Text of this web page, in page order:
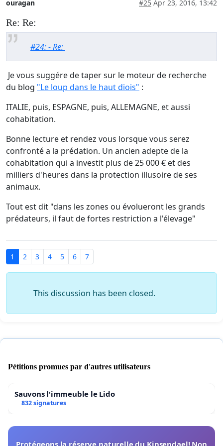
ouragan #25 Apr 23, 2016, 13:42
Re: Re:
#24: - Re:
Je vous suggére de taper sur le moteur de recherche
du blog "Le loup dans le haut diois" :
ITALIE, puis, ESPAGNE, puis, ALLEMAGNE, et aussi
cohabitation.
Bonne lecture et rendez vous lorsque vous serez
confronté a la prédation. Un ancien adepte de la
cohabitation qui a investit plus de 25 000 € et des
milliers d'heures dans la protection illusoire de ses
animaux.
Tout est dit "dans les zones ou évolueront les grands
prédateurs, il faut de fortes restriction a l'élevage"
1 2 3 4 5 6 7
This discussion has been closed.
Pétitions promues par d'autres utilisateurs
Sauvons l'immeuble le Lido
832 signatures